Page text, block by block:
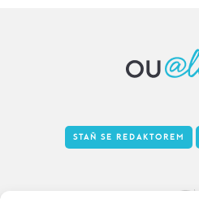
STAŇ SE REDAKTOREM